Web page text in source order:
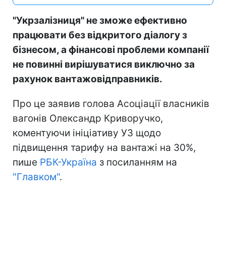
"Укрзалізниця" не зможе ефективно
працювати без відкритого діалогу з
бізнесом, а фінансові проблеми компанії
не повинні вирішуватися виключно за
рахунок вантажовідправників.
Про це заявив голова Асоціації власників
вагонів Олександр Криворучко,
коментуючи ініціативу УЗ щодо
підвищення тарифу на вантажі на 30%,
пише РБК-Україна з посиланням на
"Главком".